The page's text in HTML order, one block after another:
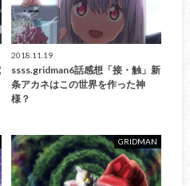
2018.11.19
ssss.gridman6話感想「接・触」新
条アカネはこの世界を作った神
様？
GRIDMAN